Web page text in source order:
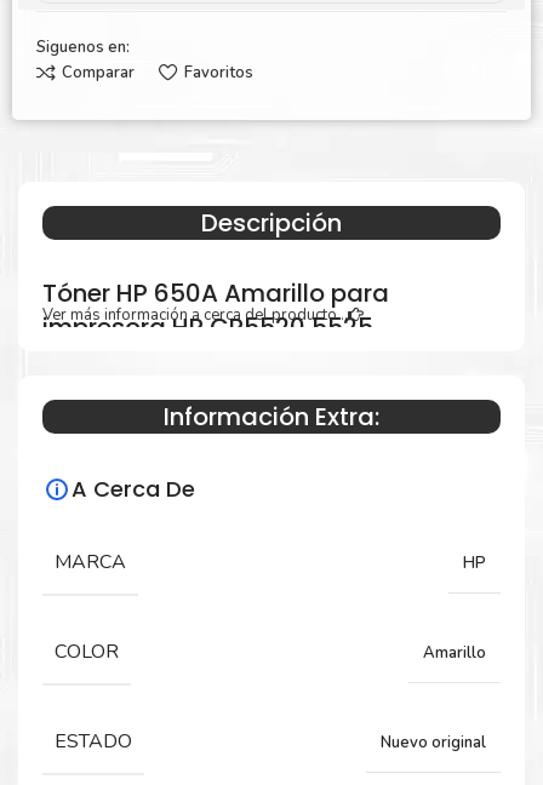
Siguenos en:
Comparar
Favoritos
Descripción
Tóner HP 650A Amarillo para
impresora HP CP5520 5525
Especificaciones Técnicas
Para impresoras:
Rendimiento:
Ver más información a cerca del producto...
Información Extra:
A Cerca De
MARCA HP
COLOR Amarillo
ESTADO Nuevo original